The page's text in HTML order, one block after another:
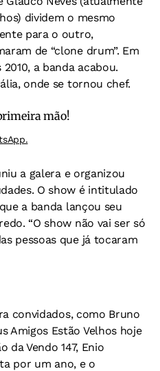
dividem o mesmo
para o outro,
de “clone drum”. Em
a banda acabou.
onde se tornou chef.
mão!
a galera e organizou
O show é intitulado
a banda lançou seu
“O show não vai ser só
pessoas que já tocaram
convidados, como Bruno
Amigos Estão Velhos hoje
da Vendo 147, Enio
por um ano, e o